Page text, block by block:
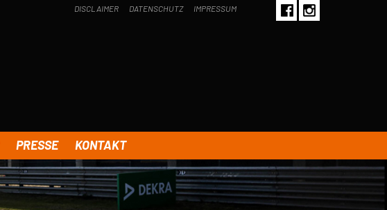
DISCLAIMER DATENSCHUTZ IMPRESSUM
PRESSE KONTAKT